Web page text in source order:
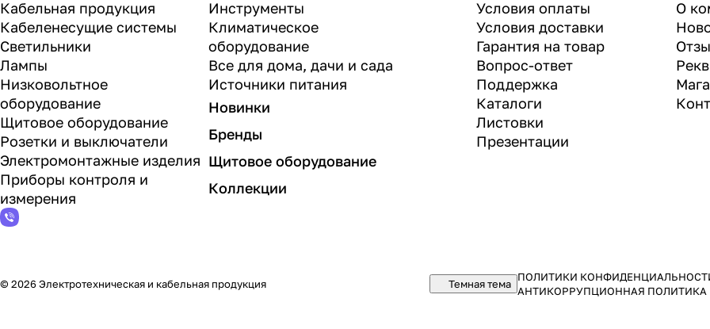
Кабельная продукция
Кабеленесущие системы
Светильники
Лампы
Низковольтное
оборудование
Щитовое оборудование
Розетки и выключатели
Электромонтажные изделия
Приборы контроля и
измерения
Инструменты
Климатическое
оборудование
Все для дома, дачи и сада
Источники питания
Новинки
Бренды
Щитовое оборудование
Коллекции
Условия оплаты
Условия доставки
Гарантия на товар
Вопрос-ответ
Поддержка
Каталоги
Листовки
Презентации
О
© 2026 Электротехническая и кабельная продукция Темная тема
ПОЛИТИКИ
АНТИКОРРУПЦИОННАЯ ПОЛИТИКА